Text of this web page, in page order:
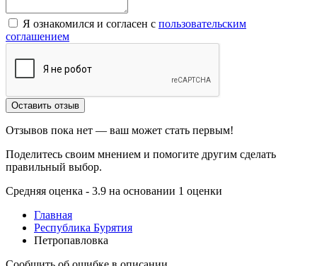
Я ознакомился и согласен с пользовательским
соглашением
Оставить отзыв
Отзывов пока нет — ваш может стать первым!
Поделитесь своим мнением и помогите другим сделать
правильный выбор.
Средняя оценка - 3.9 на основании 1 оценки
Главная
Республика Бурятия
Петропавловка